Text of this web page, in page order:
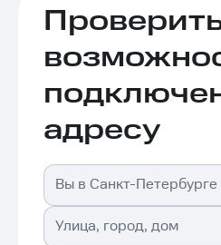
адресу
Вы в Санкт-Петербурге
Улица, город, дом